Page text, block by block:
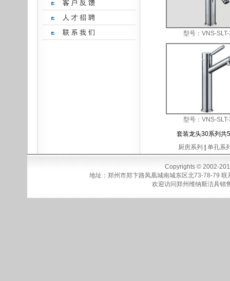
型号：VNS-
型号：VNS-
套装龙头30系列共
厨房系列
单孔系
Copyrights © 2002-
地址：郑州市郑卞路凤凰城南城东区北73-78-79 联
欢迎访问郑州维纳斯洁具销